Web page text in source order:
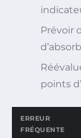
Prévoir
points
ERREUR
FRÉQUENTE